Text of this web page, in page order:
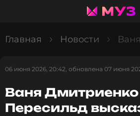
Главная Новости
06 июня 2026, 20:42, обновлена 07 июня
Ваня Дмитриенко
Пересильд